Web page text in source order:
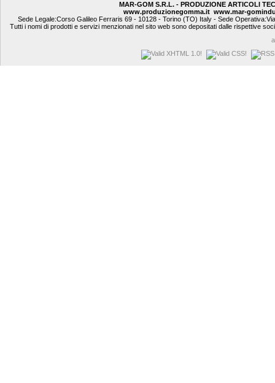
MAR-GOM S.R.L. - PRODUZIONE ARTICOLI
www.produzionegomma.it www.mar-
Sede Legale:Corso Galileo Ferraris 69 - 10128 - Torino (TO) Italy - Sede
Tutti i nomi di prodotti e servizi menzionati nel sito web sono depositati dalle rispettive